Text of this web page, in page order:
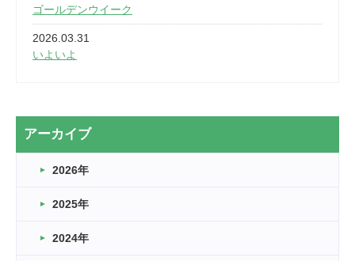
ゴールデンウイーク
2026.03.31
いよいよ
2026.03.20
なぎなた
2026.03.16
車いすバスケとRくんのお話
アーカイブ
2026年
2025年
2024年